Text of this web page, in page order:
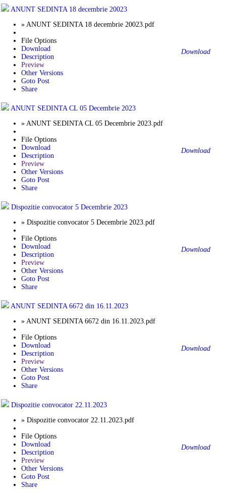
ANUNT SEDINTA 18 decembrie 20023
» ANUNT SEDINTA 18 decembrie 20023.pdf
File Options
Download
Description
Preview
Other Versions
Goto Post
Share
Download
ANUNT SEDINTA CL 05 Decembrie 2023
» ANUNT SEDINTA CL 05 Decembrie 2023.pdf
File Options
Download
Description
Preview
Other Versions
Goto Post
Share
Download
Dispozitie convocator 5 Decembrie 2023
» Dispozitie convocator 5 Decembrie 2023.pdf
File Options
Download
Description
Preview
Other Versions
Goto Post
Share
Download
ANUNT SEDINTA 6672 din 16.11.2023
» ANUNT SEDINTA 6672 din 16.11.2023.pdf
File Options
Download
Description
Preview
Other Versions
Goto Post
Share
Download
Dispozitie convocator 22.11.2023
» Dispozitie convocator 22.11.2023.pdf
File Options
Download
Description
Preview
Other Versions
Goto Post
Share
Download